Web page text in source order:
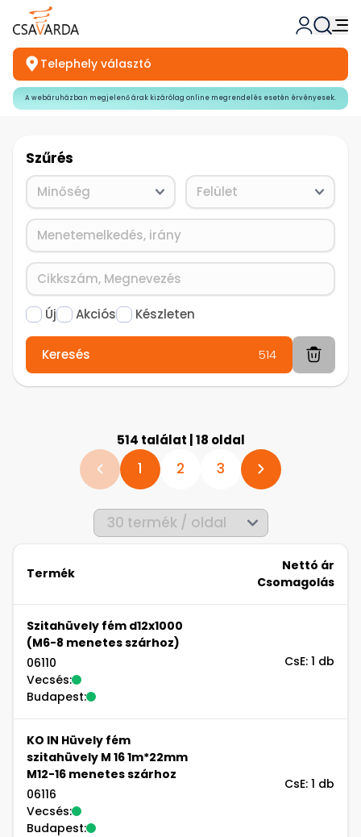
Telephely választó
A webáruházban megjelenő árak kizárólag online megrendelés esetén érvényesek.
Szűrés
Új Akciós Készleten
Keresés 514
514 találat | 18 oldal
1 2 3
Termék
Nettó ár
Csomagolás
Szitahüvely fém d12x1000
(M6-8 menetes szárhoz)
06110
Vecsés:
Budapest:
CsE: 1 db
KO IN Hüvely fém
szitahüvely M 16 1m*22mm
M12-16 menetes szárhoz
06116
Vecsés:
Budapest:
CsE: 1 db